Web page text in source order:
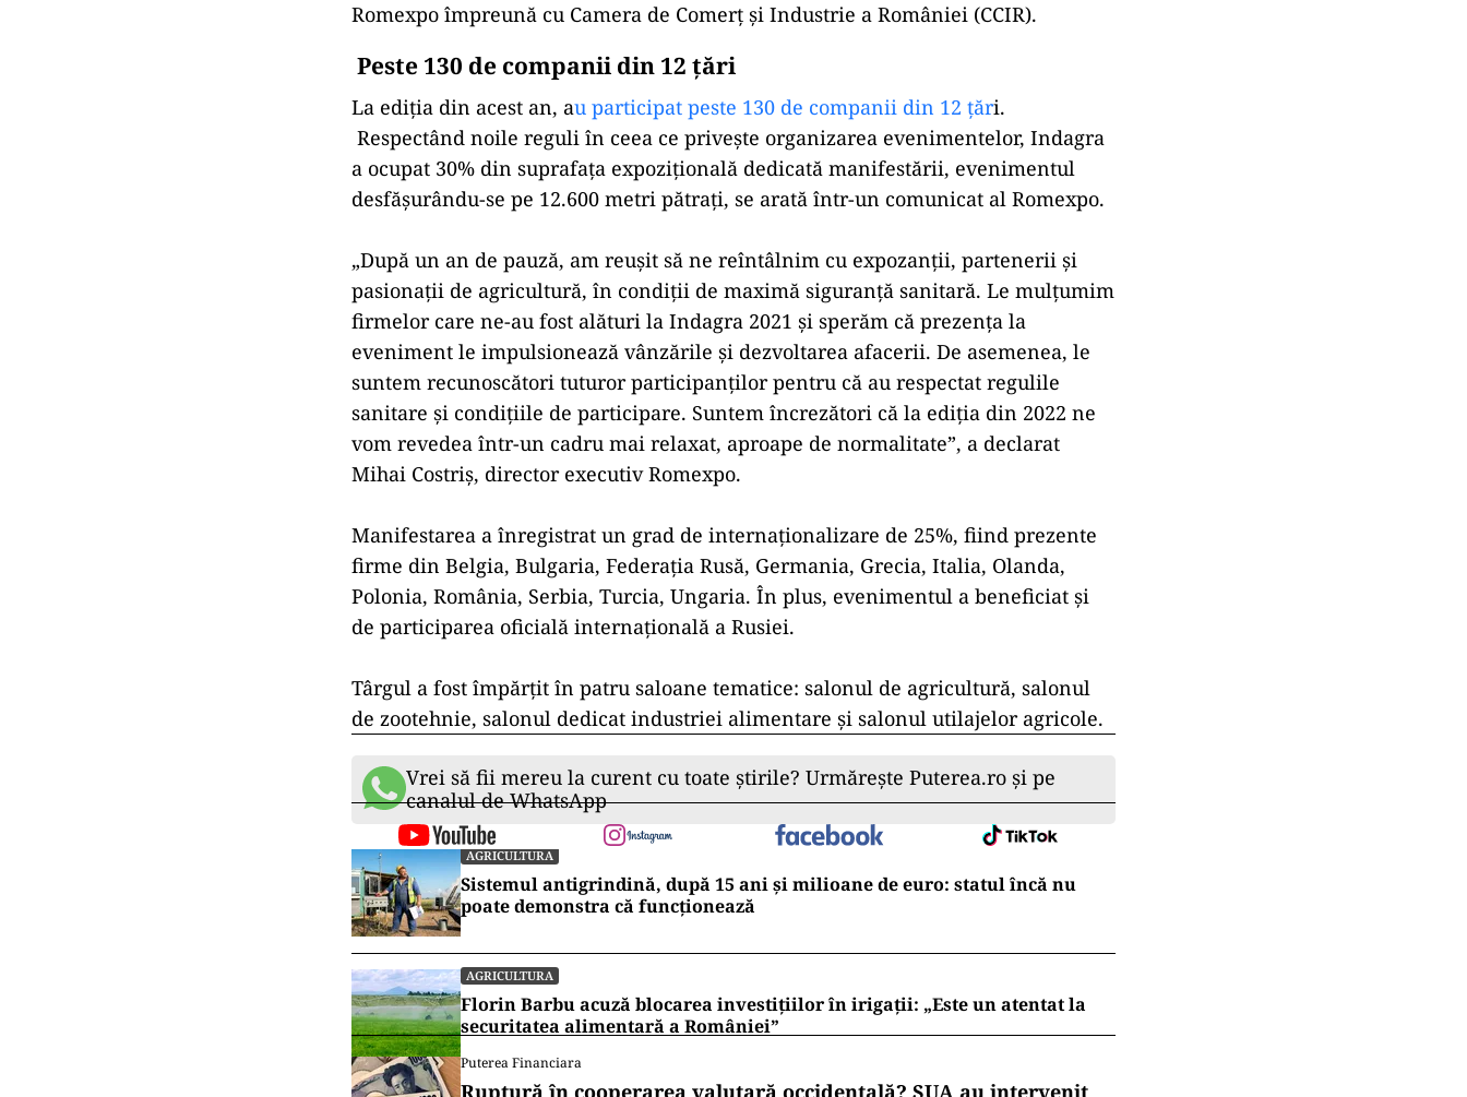
Romexpo împreună cu Camera de Comerţ şi Industrie a României (CCIR).
Peste 130 de companii din 12 țări
La ediția din acest an, au participat peste 130 de companii din 12 ţări.
Respectând noile reguli în ceea ce priveşte organizarea evenimentelor, Indagra
a ocupat 30% din suprafaţa expoziţională dedicată manifestării, evenimentul
desfăşurându-se pe 12.600 metri pătraţi, se arată într-un comunicat al Romexpo.
„După un an de pauză, am reuşit să ne reîntâlnim cu expozanţii, partenerii şi
pasionaţii de agricultură, în condiţii de maximă siguranţă sanitară. Le mulţumim
firmelor care ne-au fost alături la Indagra 2021 şi sperăm că prezenţa la
eveniment le impulsionează vânzările şi dezvoltarea afacerii. De asemenea, le
suntem recunoscători tuturor participanţilor pentru că au respectat regulile
sanitare şi condiţiile de participare. Suntem încrezători că la ediţia din 2022 ne
vom revedea într-un cadru mai relaxat, aproape de normalitate”, a declarat
Mihai Costriş, director executiv Romexpo.
Manifestarea a înregistrat un grad de internaţionalizare de 25%, fiind prezente
firme din Belgia, Bulgaria, Federaţia Rusă, Germania, Grecia, Italia, Olanda,
Polonia, România, Serbia, Turcia, Ungaria. În plus, evenimentul a beneficiat şi
de participarea oficială internaţională a Rusiei.
Târgul a fost împărţit în patru saloane tematice: salonul de agricultură, salonul
de zootehnie, salonul dedicat industriei alimentare şi salonul utilajelor agricole.
Vrei să fii mereu la curent cu toate știrile? Urmărește Puterea.ro și pe
canalul de WhatsApp
AGRICULTURA
Sistemul antigrindină, după 15 ani și milioane de euro: statul încă nu
poate demonstra că funcționează
AGRICULTURA
Florin Barbu acuză blocarea investițiilor în irigații: „Este un atentat la
securitatea alimentară a României”
Puterea Financiara
Ruptură în cooperarea valutară occidentală? SUA au intervenit